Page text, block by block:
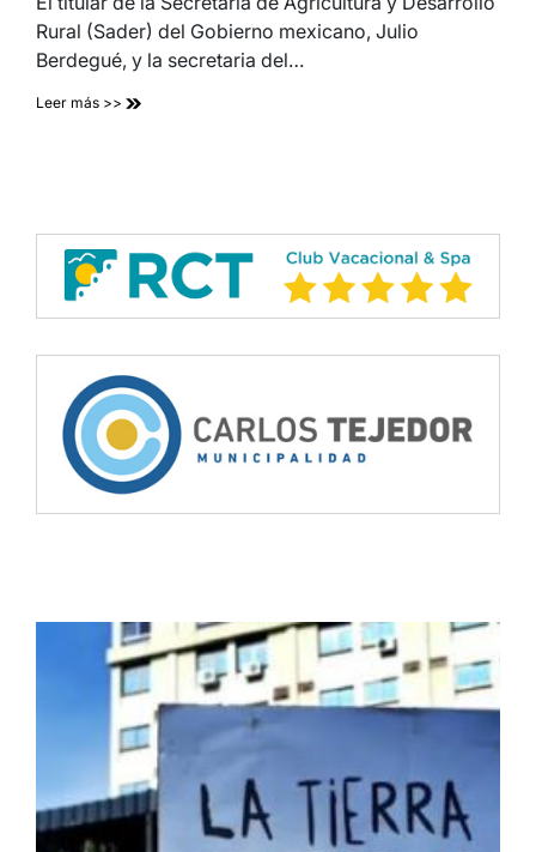
Rural (Sader) del Gobierno mexicano, Julio
Berdegué, y la secretaria del…
Leer más >>